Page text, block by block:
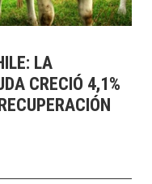
LA
CRECIÓ 4,1%